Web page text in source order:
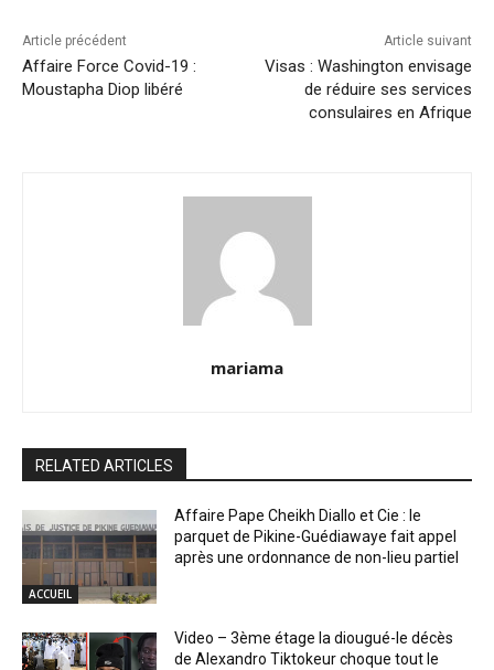
Article précédent
Affaire Force Covid-19 :
Moustapha Diop libéré
Article suivant
Visas : Washington envisage
de réduire ses services
consulaires en Afrique
mariama
RELATED ARTICLES
ACCUEIL
Affaire Pape Cheikh Diallo et Cie : le
parquet de Pikine-Guédiawaye fait appel
après une ordonnance de non-lieu partiel
Video – 3ème étage la diougué-le décès
de Alexandro Tiktokeur choque tout le